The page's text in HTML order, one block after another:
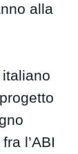
alla
l’ABI